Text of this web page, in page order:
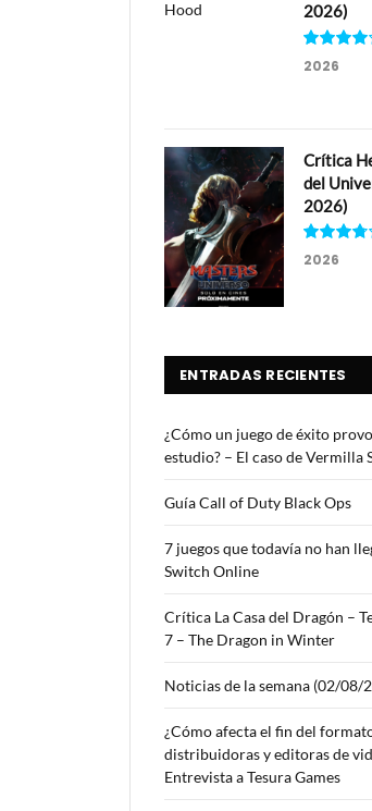
2026)
8
2026
Crítica
del
2026)
7.5
2026
ENTRADAS RECIENTES
¿Cómo un juego de éxito
estudio? – El caso de Vermilla
Guía Call of Duty Black Ops
7 juegos que todavía no han
Switch Online
Crítica La Casa del Dragón –
7 – The Dragon in Winter
Noticias de la semana (02/08/
¿Cómo afecta el fin del
distribuidoras y editoras de
Entrevista a Tesura Games